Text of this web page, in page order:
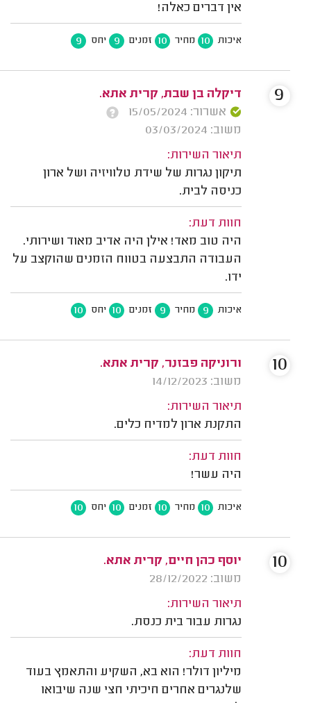
אין דברים כאלה!
איכות 10 מחיר 10 זמנים 9 יחס 9
דיקלה בן שבת, קרית אתא.
אשרור: 15/05/2024
משוב: 03/03/2024
תיאור השירות:
תיקון נגרות של שידת טלוויזיה ושל ארון
כניסה לבית.
חוות דעת:
היה טוב מאד! אילן היה אדיב מאוד ושירותי.
העבודה התבצעה בטווח הזמנים שהוקצב על
ידו.
איכות 9 מחיר 9 זמנים 10 יחס 10
9
ורוניקה פבזנר, קרית אתא.
משוב: 14/12/2023
תיאור השירות:
התקנת ארון למדיח כלים.
חוות דעת:
היה עשר!
איכות 10 מחיר 10 זמנים 10 יחס 10
10
יוסף כהן חיים, קרית אתא.
משוב: 28/12/2022
תיאור השירות:
נגרות עבור בית כנסת.
חוות דעת:
מיליון דולר! הוא בא, השקיע והתאמץ בעוד
שלנגרים אחרים חיכיתי חצי שנה שיבואו
10